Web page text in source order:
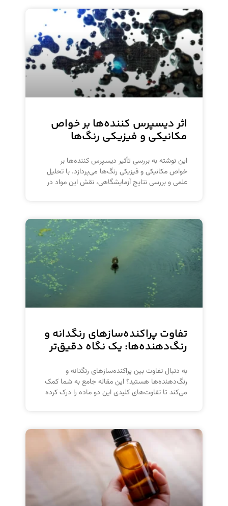
اثر دیسپرس کننده‌ها بر خواص
مکانیکی و فیزیکی رنگ‌ها
این نوشته به بررسی تأثیر دیسپرس کننده‌ها بر
خواص مکانیکی و فیزیکی رنگ‌ها می‌پردازد. با تحلیل
علمی و بررسی نتایج آزمایشگاهی، نقش این مواد در
تفاوت پراکنده‌سازهای رنگدانه و
رنگ‌دهنده‌ها: یک نگاه دقیق‌تر
به دنبال تفاوت بین پراکنده‌سازهای رنگدانه و
رنگ‌دهنده‌ها هستید؟ این مقاله جامع به شما کمک
می‌کند تا تفاوت‌های کلیدی این دو ماده را درک کرده